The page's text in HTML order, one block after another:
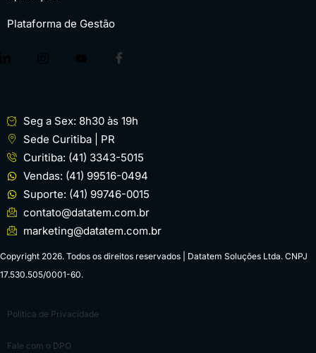
Plataforma de Gestão
Seg a Sex: 8h30 às 19h
Sede Curitiba | PR
Curitiba: (41) 3343-5015
Vendas: (41) 99516-0494
Suporte: (41) 99746-0015
contato@datatem.com.br
marketing@datatem.com.br
Copyright 2026. Todos os direitos reservados | Datatem Soluções Ltda. CNPJ
17.530.505/0001-60.
Política de Privacidade
Fale com o DPO